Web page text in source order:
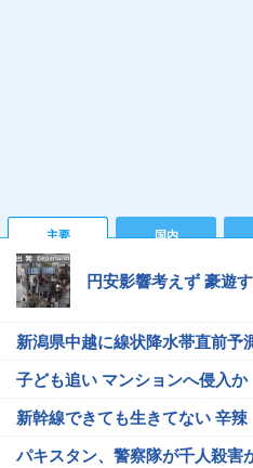
主要 国内
円安影響考えず 豪遊
新潟県中越に線状降水帯直前予
子ども追い マンションへ侵入か
新幹線できても生きてない 辛辣
パキスタン、警察隊が千人殺害